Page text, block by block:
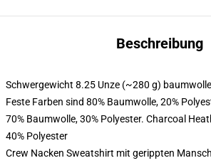
Beschreibung
Schwergewicht 8.25 Unze (~280 g)
Feste Farben sind 80% Baumwolle, 20%
70% Baumwolle, 30% Polyester. Charcoal
40% Polyester
Crew Nacken Sweatshirt mit gerippten